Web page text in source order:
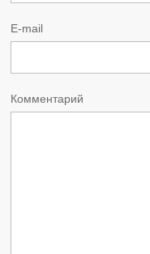
E-mail
Комментарий